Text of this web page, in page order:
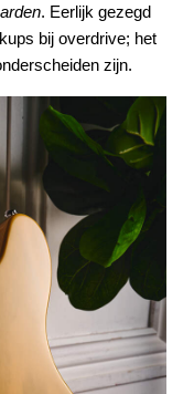
. Eerlijk gezegd
bij overdrive; het
zijn.